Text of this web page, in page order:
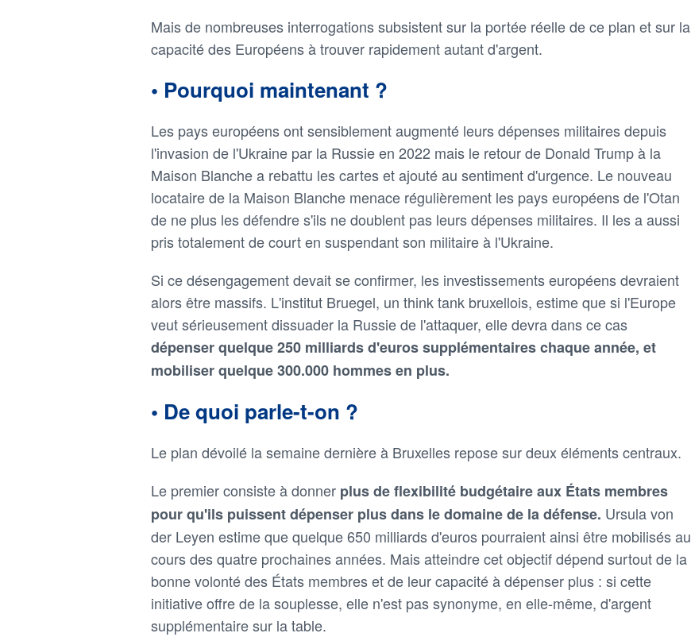
Mais de nombreuses interrogations subsistent sur la portée réelle de ce plan et sur la
capacité des Européens à trouver rapidement autant d'argent.
• Pourquoi maintenant ?
Les pays européens ont sensiblement augmenté leurs dépenses militaires depuis
l'invasion de l'Ukraine par la Russie en 2022 mais le retour de Donald Trump à la
Maison Blanche a rebattu les cartes et ajouté au sentiment d'urgence. Le nouveau
locataire de la Maison Blanche menace régulièrement les pays européens de l'Otan
de ne plus les défendre s'ils ne doublent pas leurs dépenses militaires. Il les a aussi
pris totalement de court en suspendant son militaire à l'Ukraine.
Si ce désengagement devait se confirmer, les investissements européens devraient
alors être massifs. L'institut Bruegel, un think tank bruxellois, estime que si l'Europe
veut sérieusement dissuader la Russie de l'attaquer, elle devra dans ce cas
dépenser quelque 250 milliards d'euros supplémentaires chaque année, et
mobiliser quelque 300.000 hommes en plus.
• De quoi parle-t-on ?
Le plan dévoilé la semaine dernière à Bruxelles repose sur deux éléments centraux.
Le premier consiste à donner plus de flexibilité budgétaire aux États membres
pour qu'ils puissent dépenser plus dans le domaine de la défense. Ursula von
der Leyen estime que quelque 650 milliards d'euros pourraient ainsi être mobilisés au
cours des quatre prochaines années. Mais atteindre cet objectif dépend surtout de la
bonne volonté des États membres et de leur capacité à dépenser plus : si cette
initiative offre de la souplesse, elle n'est pas synonyme, en elle-même, d'argent
supplémentaire sur la table.